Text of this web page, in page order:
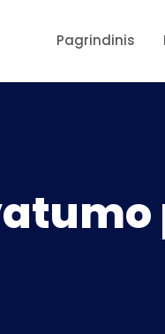
Pagrindinis